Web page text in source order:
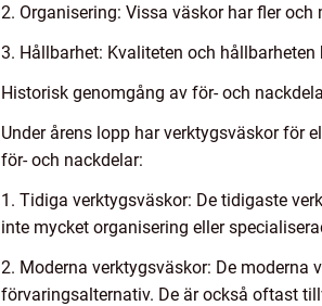
2. Organisering: Vissa väskor har fler
3. Hållbarhet: Kvaliteten och
Historisk genomgång av för- och
Under årens lopp har verktygsväskor för
för- och nackdelar:
1. Tidiga verktygsväskor: De tidigaste
inte mycket organisering eller
2. Moderna verktygsväskor: De moderna
förvaringsalternativ. De är också oftast